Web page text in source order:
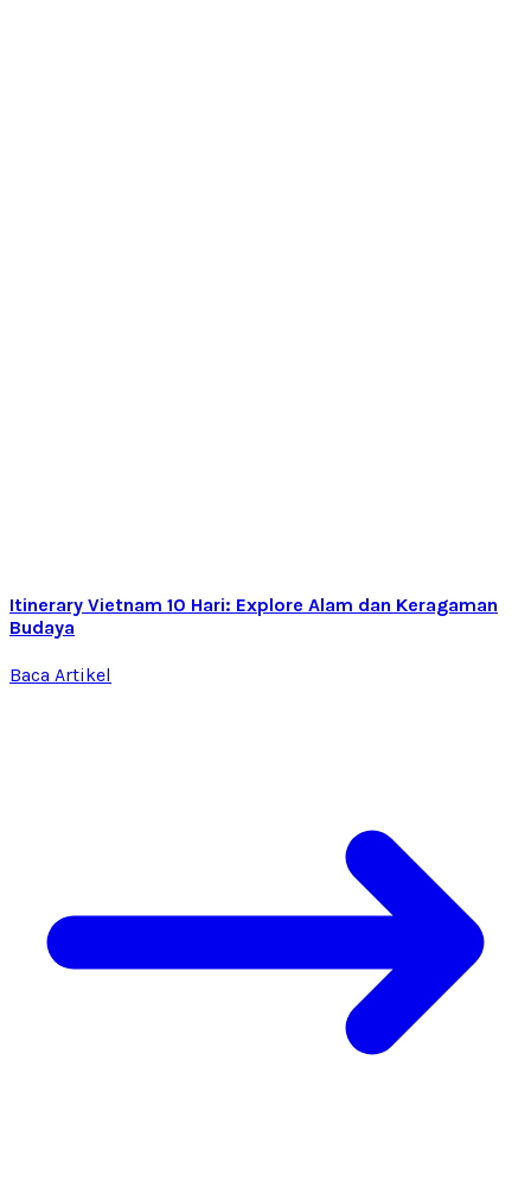
Itinerary Vietnam 10 Hari: Explore Alam dan Keragaman
Budaya
Baca Artikel